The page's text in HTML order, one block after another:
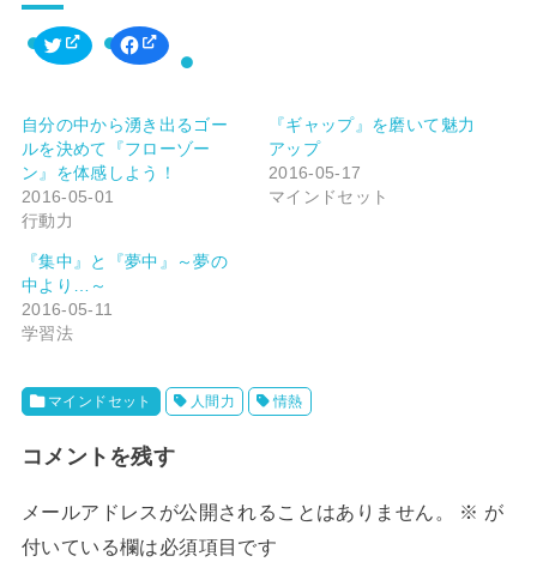
ク
リ
ッ
T
w
i
t
t
e
r
で
有
(
新
し
い
ウ
ィ
ウ
で
開
ま
す
F
a
c
o
o
k
で
共
有
ク
リ
い
(
新
い
ウ
ィ
ウ
開
き
自分の中から湧き出るゴー
ルを決めて『フローゾー
ン』を体感しよう！
2016-05-01
行動力
『ギャップ』を磨いて魅力
アップ
2016-05-17
マインドセット
『集中』と『夢中』～夢の
中より…～
2016-05-11
学習法
マインドセット 人間力 情熱
コメントを残す
メールアドレスが公開されることはありません。 ※ が
付いている欄は必須項目です